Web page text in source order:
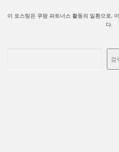
이 포스팅은 쿠팡 파트너스 활동의 일환으로,
다.
검